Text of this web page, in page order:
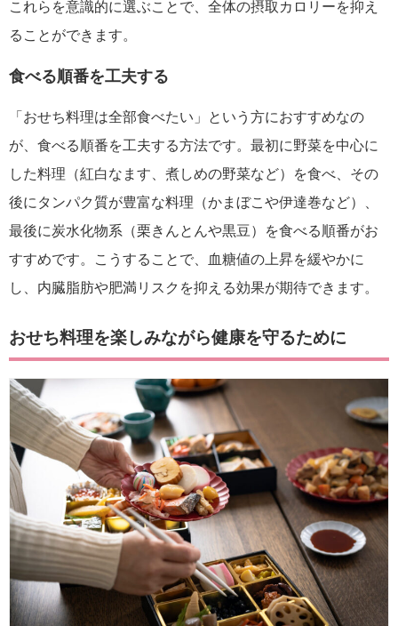
これらを意識的に選ぶことで、全体の摂取カロリーを抑え
ることができます。
食べる順番を工夫する
「おせち料理は全部食べたい」という方におすすめなの
が、食べる順番を工夫する方法です。最初に野菜を中心に
した料理（紅白なます、煮しめの野菜など）を食べ、その
後にタンパク質が豊富な料理（かまぼこや伊達巻など）、
最後に炭水化物系（栗きんとんや黒豆）を食べる順番がお
すすめです。こうすることで、血糖値の上昇を緩やかに
し、内臓脂肪や肥満リスクを抑える効果が期待できます。
おせち料理を楽しみながら健康を守るために